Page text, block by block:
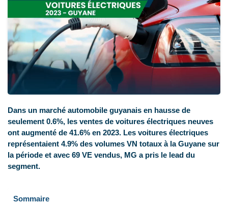
Dans un marché automobile guyanais en hausse de
seulement 0.6%, les ventes de voitures électriques neuves
ont augmenté de 41.6% en 2023. Les voitures électriques
représentaient 4.9% des volumes VN totaux à la Guyane sur
la période et avec 69 VE vendus, MG a pris le lead du
segment.
Sommaire